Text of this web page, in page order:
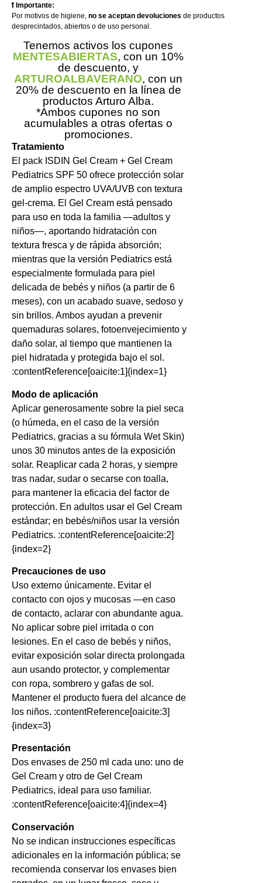
❗ Importante:
Por motivos de higiene, no se aceptan devoluciones de productos
desprecintados, abiertos o de uso personal.
Tenemos activos los cupones
MENTESABIERTAS, con un 10%
de descuento, y
ARTUROALBAVERANO, con un
20% de descuento en la línea de
productos Arturo Alba.
*Ambos cupones no son
acumulables a otras ofertas o
promociones.
Tratamiento
El pack ISDIN Gel Cream + Gel Cream
Pediatrics SPF 50 ofrece protección solar
de amplio espectro UVA/UVB con textura
gel-crema. El Gel Cream está pensado
para uso en toda la familia —adultos y
niños—, aportando hidratación con
textura fresca y de rápida absorción;
mientras que la versión Pediatrics está
especialmente formulada para piel
delicada de bebés y niños (a partir de 6
meses), con un acabado suave, sedoso y
sin brillos. Ambos ayudan a prevenir
quemaduras solares, fotoenvejecimiento y
daño solar, al tiempo que mantienen la
piel hidratada y protegida bajo el sol.
:contentReference[oaicite:1]{index=1}
Modo de aplicación
Aplicar generosamente sobre la piel seca
(o húmeda, en el caso de la versión
Pediatrics, gracias a su fórmula Wet Skin)
unos 30 minutos antes de la exposición
solar. Reaplicar cada 2 horas, y siempre
tras nadar, sudar o secarse con toalla,
para mantener la eficacia del factor de
protección. En adultos usar el Gel Cream
estándar; en bebés/niños usar la versión
Pediatrics. :contentReference[oaicite:2]
{index=2}
Precauciones de uso
Uso externo únicamente. Evitar el
contacto con ojos y mucosas —en caso
de contacto, aclarar con abundante agua.
No aplicar sobre piel irritada o con
lesiones. En el caso de bebés y niños,
evitar exposición solar directa prolongada
aun usando protector, y complementar
con ropa, sombrero y gafas de sol.
Mantener el producto fuera del alcance de
los niños. :contentReference[oaicite:3]
{index=3}
Presentación
Dos envases de 250 ml cada uno: uno de
Gel Cream y otro de Gel Cream
Pediatrics, ideal para uso familiar.
:contentReference[oaicite:4]{index=4}
Conservación
No se indican instrucciones específicas
adicionales en la información pública; se
recomienda conservar los envases bien